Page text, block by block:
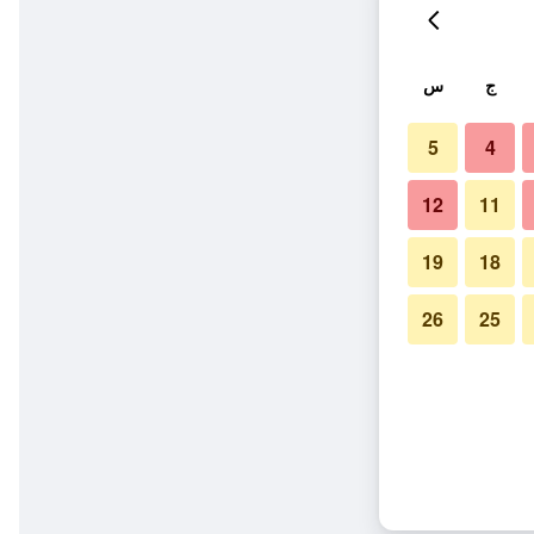
ج س
4
5
11
12
18
19
25
26